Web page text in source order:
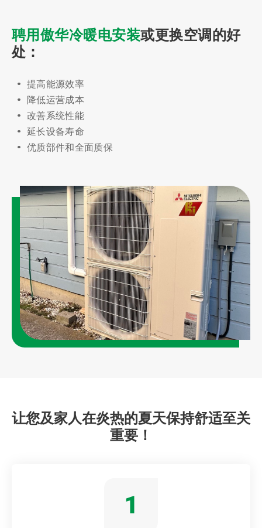
聘用傲华冷暖电安装或更换空调的好
处：
提高能源效率
降低运营成本
改善系统性能
延长设备寿命
优质部件和全面质保
让您及家人在炎热的夏天保持舒适至关
重要！